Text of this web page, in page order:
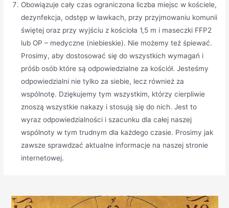
Obowiązuje cały czas ograniczona liczba miejsc w kościele,
dezynfekcja, odstęp w ławkach, przy przyjmowaniu komunii
świętej oraz przy wyjściu z kościoła 1,5 m i maseczki FFP2
lub OP – medyczne (niebieskie). Nie możemy też śpiewać.
Prosimy, aby dostosować się do wszystkich wymagań i
próśb osób które są odpowiedzialne za kościół. Jesteśmy
odpowiedzialni nie tylko za siebie, lecz również za
wspólnotę. Dziękujemy tym wszystkim, którzy cierpliwie
znoszą wszystkie nakazy i stosują się do nich. Jest to
wyraz odpowiedzialności i szacunku dla całej naszej
wspólnoty w tym trudnym dla każdego czasie. Prosimy jak
zawsze sprawdzać aktualne informacje na naszej stronie
internetowej.